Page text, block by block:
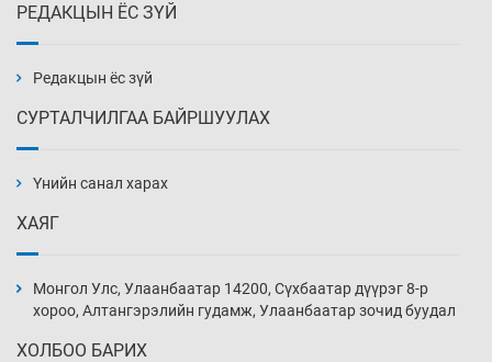
20 цаг 27 мин
нэмэгджээ
20 цаг 57 мин
РЕДАКЦЫН ЁС ЗҮЙ
Редакцын ёс зүй
СУРТАЛЧИЛГАА БАЙРШУУЛАХ
Үнийн санал харах
ХАЯГ
Монгол Улс, Улаанбаатар 14200, Сүхбаатар дүүрэг 8-р
хороо, Алтангэрэлийн гудамж, Улаанбаатар зочид буудал
ХОЛБОО БАРИХ